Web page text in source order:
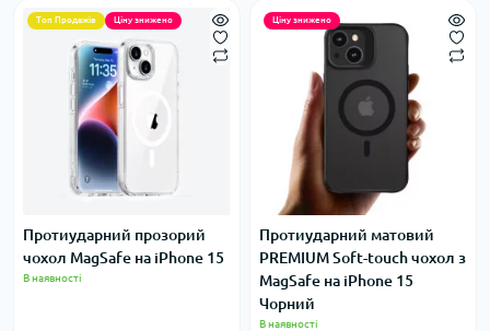
Топ Продажів Ціну знижено
Протиударний прозорий
чохол MagSafe на iPhone 15
В наявності
Ціну знижено
Протиударний матовий
PREMIUM Soft-touch чохол з
MagSafe на iPhone 15
Чорний
В наявності